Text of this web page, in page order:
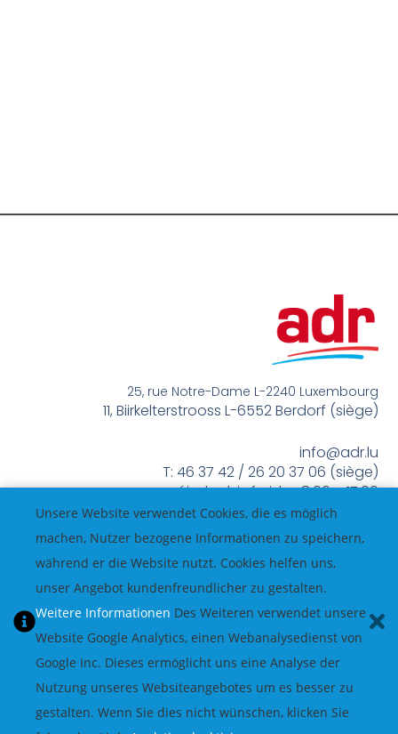
25, rue Notre-Dame L-2240 Luxembourg
11, Biirkelterstrooss L-6552 Berdorf (siège)
info@adr.lu
T: 46 37 42 / 26 20 37 06 (siège)
méindes bis freides 8:00 – 17:00
Unsere Website verwendet Cookies, die es möglich
machen, Nutzer bezogene Informationen zu speichern,
während er die Website nutzt. Cookies helfen uns,
unser Angebot kundenfreundlicher zu gestalten.
Weitere Informationen Des Weiteren verwendet unsere
Website Google Analytics, einen Webanalysedienst von
Google Inc. Dieses ermöglicht uns eine Analyse der
Nutzung unseres Websiteangebotes um es besser zu
gestalten. Wenn Sie dies nicht wünschen, klicken Sie